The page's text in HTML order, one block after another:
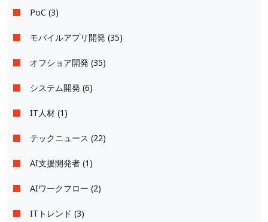
PoC (3)
モバイルアプリ開発 (35)
オフショア開発 (35)
システム開発 (6)
IT人材 (1)
テックニュース (22)
AI支援開発者 (1)
AIワークフロー (2)
ITトレンド (3)